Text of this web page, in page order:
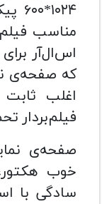
مناسب
اس‌ال‌آر
که صفحه‌ی
اغلب
فیلم‌بردار
صفحه‌ی
خوب
سادگی با